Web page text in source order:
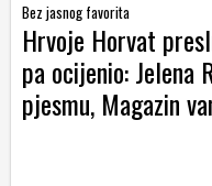
Bez jasnog favorita
Hrvoje Horvat
pa ocijenio: Jelena
pjesmu, Magazin